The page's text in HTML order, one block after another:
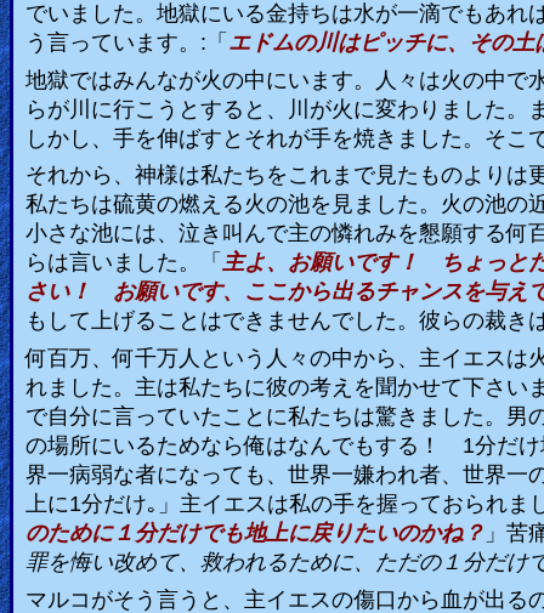
でいました。地獄にいる金持ちは水が一滴でもあ
う言っています。 : 「 エドムの川はピッチに、その
地獄ではみんなが火の中にいます。人々は火の中で
らが川に行こうとすると、川が火に変わりました。
しかし、手を伸ばすとそれが手を焼きました。そこ
それから、神様は私たちをこれまで見たものよりは
私たちは硫黄の燃える火の池を見ました。火の池の
小さな池には、泣き叫んで主の憐れみを懇願する何
らは言いました。「 主よ、お願いです！ ちょっと
さい！ お願いです、ここから出るチャンスを与え
もして上げることはできませんでした。彼らの裁き
何百万、何千万人という人々の中から、主イエスは
れました。主は私たちに彼の考えを聞かせて下さい
で自分に言っていたことに私たちは驚きました。
の場所にいるためなら俺はなんでもする！ 1分だ
界一病弱な者になっても、世界一嫌われ者、世界
上に1分だけ｡」主イエスは私の手を握っておられ
のために１分だけでも地上に戻りたいのかね？ 」苦
罪を悔い改めて、救われるために、ただの１分だけ
マルコがそう言うと、主イエスの傷口から血が出